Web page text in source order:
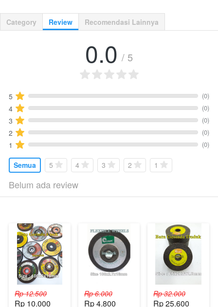
Category Review Recomendasi Lainnya
0.0 / 5
5 (0)
4 (0)
3 (0)
2 (0)
1 (0)
Semua 5 4 3 2 1
Belum ada review
Rp 12.500
Rp 10.000
Rp 6.000
Rp 4.800
Rp 32.000
Rp 25.600